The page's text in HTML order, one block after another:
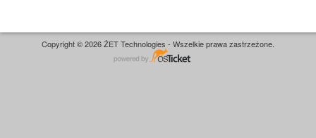
Copyright © 2026 ŻET Technologies - Wszelkie prawa zastrzeżone.